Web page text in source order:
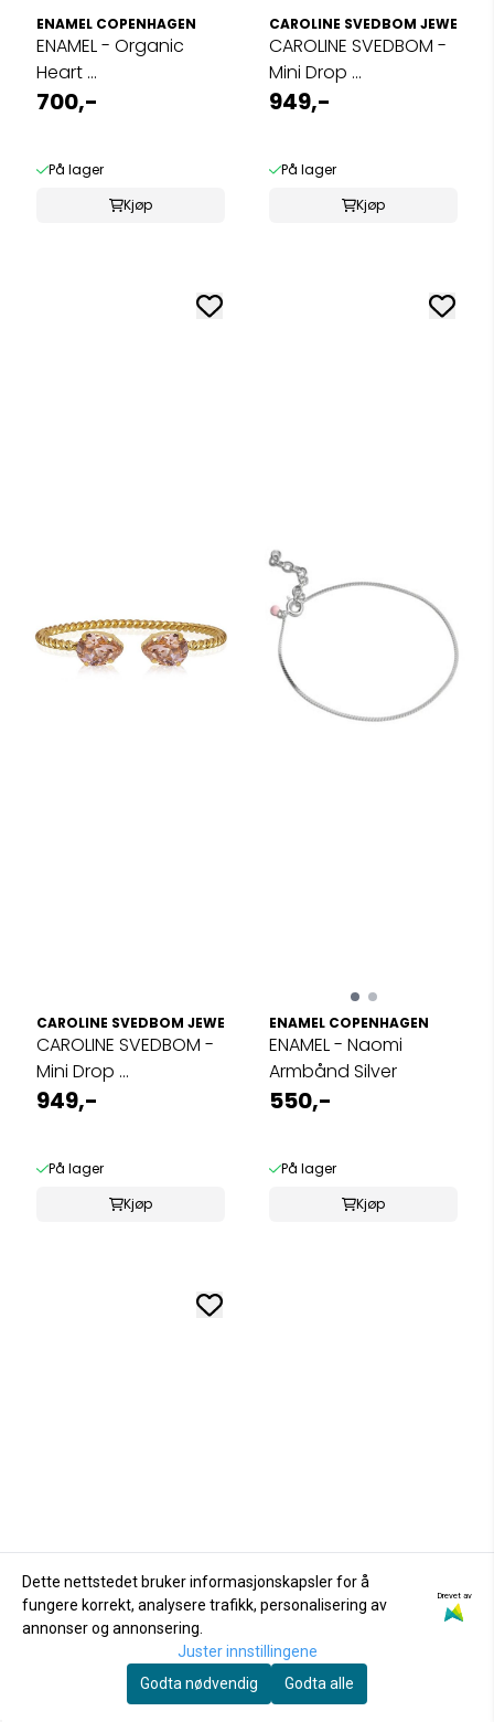
ENAMEL COPENHAGEN
ENAMEL - Organic
Heart ...
700,-
På lager
Kjøp
CAROLINE SVEDBOM JEWELRY
CAROLINE SVEDBOM -
Mini Drop ...
949,-
På lager
Kjøp
CAROLINE SVEDBOM JEWELRY
CAROLINE SVEDBOM -
Mini Drop ...
949,-
På lager
Kjøp
ENAMEL COPENHAGEN
ENAMEL - Naomi
Armbånd Silver
550,-
På lager
Kjøp
Dette nettstedet bruker informasjonskapsler for å
fungere korrekt, analysere trafikk, personalisering av
annonser og annonsering.
Drevet av
Juster innstillingene
Godta nødvendig
Godta alle